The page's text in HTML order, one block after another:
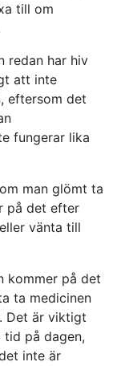
till om
redan har hiv
att inte
eftersom det
fungerar lika
man glömt ta
på det efter
vänta till
kommer på det
ta medicinen
Det är viktigt
tid på dagen,
inte är